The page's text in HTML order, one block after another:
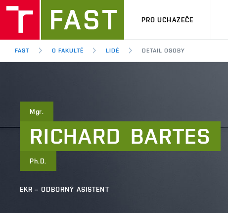
PRO UCHAZEČE
FAST O FAKULTĚ LIDÉ DETAIL OSOBY
Mgr.
RICHARD BARTES
Ph.D.
EKR – ODBORNÝ ASISTENT